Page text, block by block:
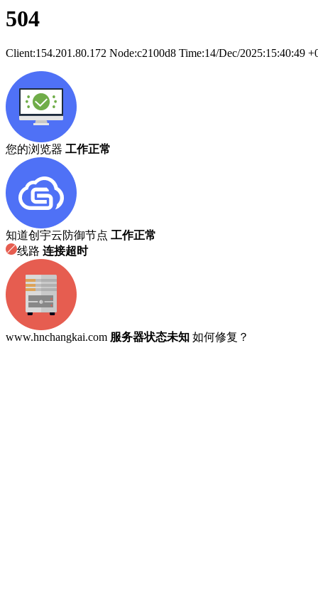
504
Client:154.201.80.172 Node:c2100d8 Time:14/Dec/2025:15:40:49
您的浏览器 工作正常
知道创宇云防御节点 工作正常
线路 连接超时
www.hnchangkai.com 服务器状态未知 如何修复？